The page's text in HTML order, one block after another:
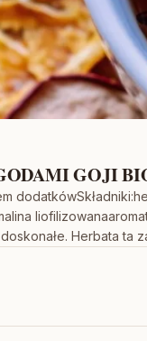
GOJI
Herbata ta